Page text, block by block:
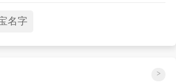
名字
>